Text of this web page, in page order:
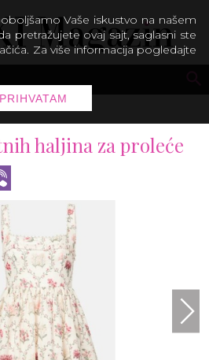
haljina za proleće
Vaše iskustvo na našem
pretražujete ovaj sajt, saglasni ste
Za više informacija pogledajte
PRIHVATAM